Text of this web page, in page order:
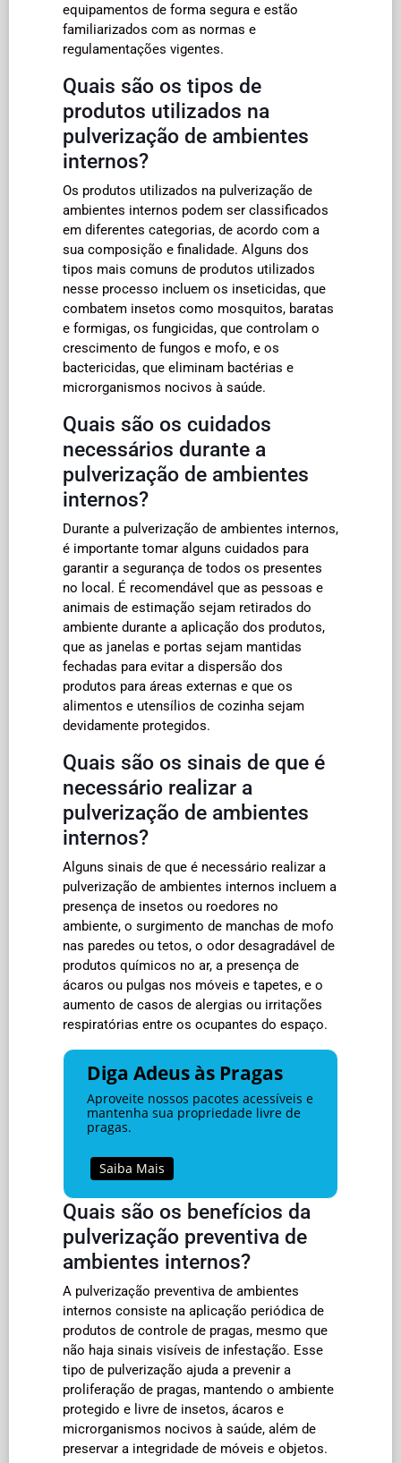
equipamentos de forma segura e estão
familiarizados com as normas e
regulamentações vigentes.
Quais são os tipos de
produtos utilizados na
pulverização de ambientes
internos?
Os produtos utilizados na pulverização de
ambientes internos podem ser classificados
em diferentes categorias, de acordo com a
sua composição e finalidade. Alguns dos
tipos mais comuns de produtos utilizados
nesse processo incluem os inseticidas, que
combatem insetos como mosquitos, baratas
e formigas, os fungicidas, que controlam o
crescimento de fungos e mofo, e os
bactericidas, que eliminam bactérias e
microrganismos nocivos à saúde.
Quais são os cuidados
necessários durante a
pulverização de ambientes
internos?
Durante a pulverização de ambientes internos,
é importante tomar alguns cuidados para
garantir a segurança de todos os presentes
no local. É recomendável que as pessoas e
animais de estimação sejam retirados do
ambiente durante a aplicação dos produtos,
que as janelas e portas sejam mantidas
fechadas para evitar a dispersão dos
produtos para áreas externas e que os
alimentos e utensílios de cozinha sejam
devidamente protegidos.
Quais são os sinais de que é
necessário realizar a
pulverização de ambientes
internos?
Alguns sinais de que é necessário realizar a
pulverização de ambientes internos incluem a
presença de insetos ou roedores no
ambiente, o surgimento de manchas de mofo
nas paredes ou tetos, o odor desagradável de
produtos químicos no ar, a presença de
ácaros ou pulgas nos móveis e tapetes, e o
aumento de casos de alergias ou irritações
respiratórias entre os ocupantes do espaço.
Diga Adeus às Pragas
Aproveite nossos pacotes acessíveis e
mantenha sua propriedade livre de
pragas.
Saiba Mais
Quais são os benefícios da
pulverização preventiva de
ambientes internos?
A pulverização preventiva de ambientes
internos consiste na aplicação periódica de
produtos de controle de pragas, mesmo que
não haja sinais visíveis de infestação. Esse
tipo de pulverização ajuda a prevenir a
proliferação de pragas, mantendo o ambiente
protegido e livre de insetos, ácaros e
microrganismos nocivos à saúde, além de
preservar a integridade de móveis e objetos.